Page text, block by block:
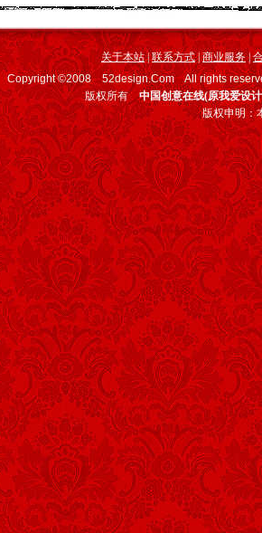
关于本站 联系方式 | 商业服务 |
Copyright ©2008 52design.Com All rights
版权所有中国创意在线(原我爱设
版权申明：